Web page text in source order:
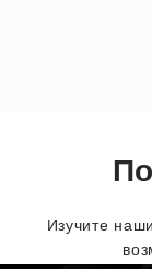
Изучите